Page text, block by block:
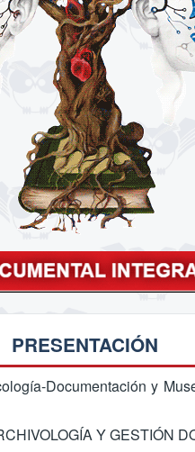
PRESENTACIÓN
Documentación y
Y GESTIÓN